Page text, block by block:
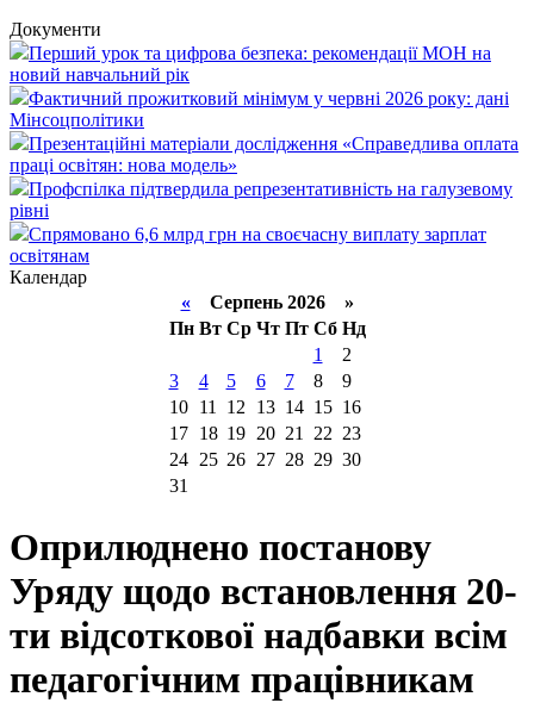
Документи
Перший урок та цифрова безпека: рекомендації МОН на
новий навчальний рік
Фактичний прожитковий мінімум у червні 2026 року: дані
Мінсоцполітики
Презентаційні матеріали дослідження «Справедлива оплата
праці освітян: нова модель»
Профспілка підтвердила репрезентативність на галузевому
рівні
Спрямовано 6,6 млрд грн на своєчасну виплату зарплат
освітянам
Календар
«Серпень 2026 »
Пн Вт Ср Чт Пт Сб Нд
1
2
3
4 5 6 7 8
9
10
11 12 13 14 15 16
17
18 19 20 21 22 23
24
25 26 27 28 29 30
31
Оприлюднено постанову
Уряду щодо встановлення 20-
ти відсоткової надбавки всім
педагогічним працівникам